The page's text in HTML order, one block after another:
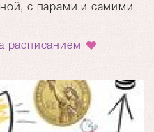
с парами и самими
расписанием